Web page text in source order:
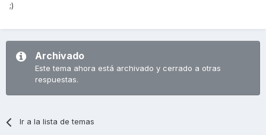
;)
Archivado
Este tema ahora está archivado y cerrado a otras
respuestas.
Ir a la lista de temas